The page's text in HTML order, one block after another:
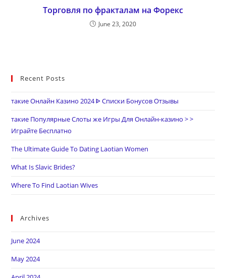
Торговля по фракталам на Форекс
June 23, 2020
Recent Posts
такие Онлайн Казино 2024 ᐈ Списки Бонусов Отзывы
такие Популярные Слоты же Игры Для Онлайн-казино > >
Играйте Бесплатно
The Ultimate Guide To Dating Laotian Women
What Is Slavic Brides?
Where To Find Laotian Wives
Archives
June 2024
May 2024